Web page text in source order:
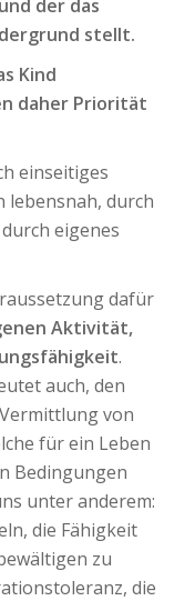
der das
stellt.
Kind
daher Priorität
einseitiges
durch
eigenes
dafür
Aktivität,
.
auch, den
von
für ein Leben
Bedingungen
unter anderem:
die Fähigkeit
zu
die